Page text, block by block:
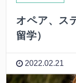
オペア、ス
留学）
2022.02.21